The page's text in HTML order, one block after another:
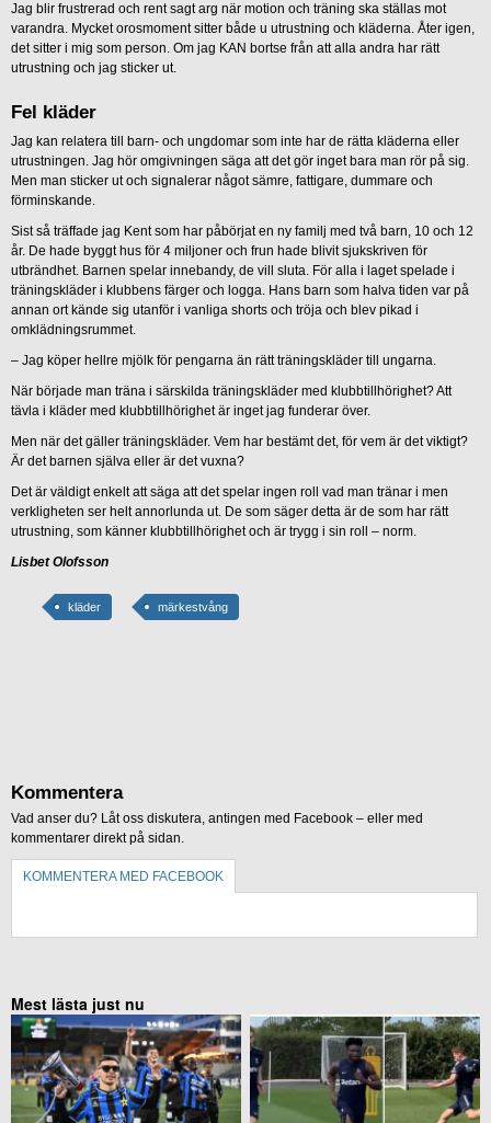
Jag blir frustrerad och rent sagt arg när motion och träning ska ställas mot
varandra. Mycket orosmoment sitter både u utrustning och kläderna. Åter igen,
det sitter i mig som person. Om jag KAN bortse från att alla andra har rätt
utrustning och jag sticker ut.
Fel kläder
Jag kan relatera till barn- och ungdomar som inte har de rätta kläderna eller
utrustningen. Jag hör omgivningen säga att det gör inget bara man rör på sig.
Men man sticker ut och signalerar något sämre, fattigare, dummare och
förminskande.
Sist så träffade jag Kent som har påbörjat en ny familj med två barn, 10 och 12
år. De hade byggt hus för 4 miljoner och frun hade blivit sjukskriven för
utbrändhet. Barnen spelar innebandy, de vill sluta. För alla i laget spelade i
träningskläder i klubbens färger och logga. Hans barn som halva tiden var på
annan ort kände sig utanför i vanliga shorts och tröja och blev pikad i
omklädningsrummet.
– Jag köper hellre mjölk för pengarna än rätt träningskläder till ungarna.
När började man träna i särskilda träningskläder med klubbtillhörighet? Att
tävla i kläder med klubbtillhörighet är inget jag funderar över.
Men när det gäller träningskläder. Vem har bestämt det, för vem är det viktigt?
Är det barnen själva eller är det vuxna?
Det är väldigt enkelt att säga att det spelar ingen roll vad man tränar i men
verkligheten ser helt annorlunda ut. De som säger detta är de som har rätt
utrustning, som känner klubbtillhörighet och är trygg i sin roll – norm.
Lisbet Olofsson
kläder märkestvång
Kommentera
Vad anser du? Låt oss diskutera, antingen med Facebook – eller med
kommentarer direkt på sidan.
KOMMENTERA MED FACEBOOK
Mest lästa just nu